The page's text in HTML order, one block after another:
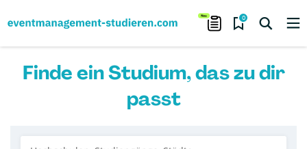
0
Finde ein Studium, das zu dir
passt